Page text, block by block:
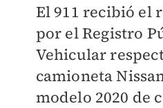
El 911 recibió el
por el Registro
Vehicular
camioneta
modelo 2020 de